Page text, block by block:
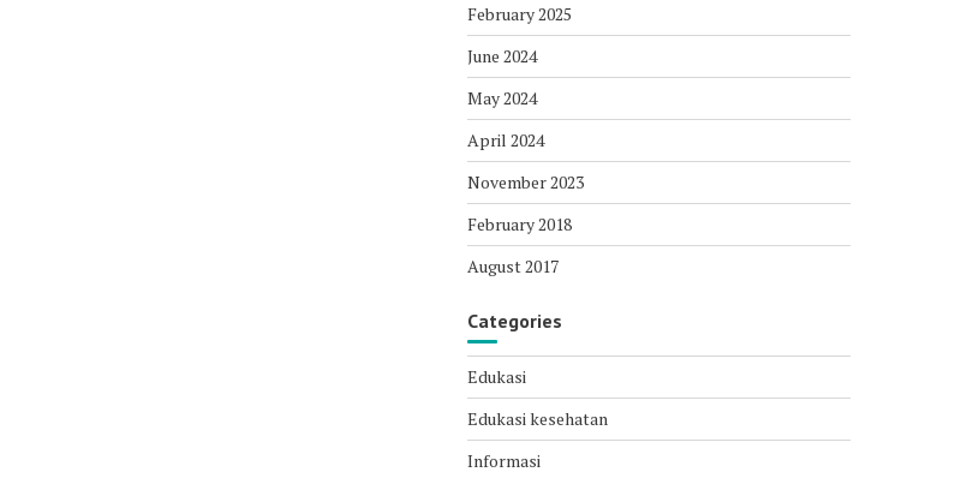
February 2025
June 2024
May 2024
April 2024
November 2023
February 2018
August 2017
Categories
Edukasi
Edukasi kesehatan
Informasi